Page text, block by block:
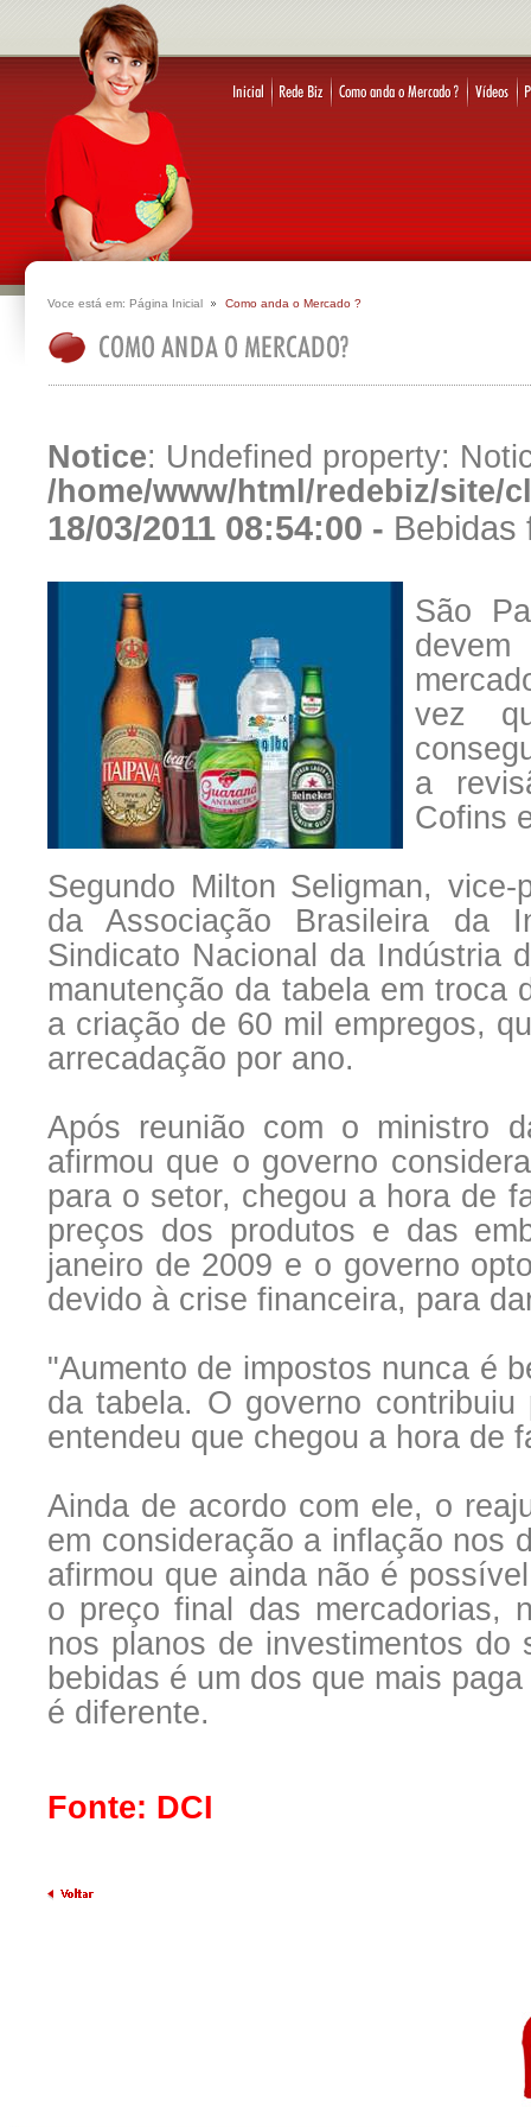
Voce está em: Página Inicial Como anda o Mercado ?
Notice: Undefined property:
/home/www/html/redebiz/site/
18/03/2011 08:54:00 - Bebidas
São
vez
a
Cofins
Segundo Milton Seligman,
da Associação Brasileira da
Sindicato Nacional da Indústria
manutenção da tabela em troca
a criação de 60 mil empregos,
arrecadação por ano.
Após reunião com o ministro
afirmou que o governo
para o setor, chegou a hora de
preços dos produtos e das
janeiro de 2009 e o governo
devido à crise financeira, para
"Aumento de impostos nunca é
da tabela. O governo
entendeu que chegou a hora de
Ainda de acordo com ele, o
em consideração a inflação nos
afirmou que ainda não é
o preço final das mercadorias,
nos planos de investimentos
bebidas é um dos que mais
é diferente.
Fonte: DCI